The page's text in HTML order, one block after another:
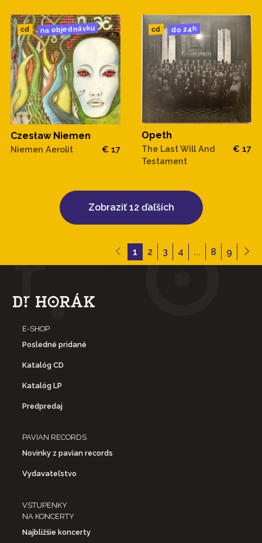
cd na objednávku
Czesław Niemen
Niemen Aerolit € 17
cd do 24h
Opeth
The Last Will And
Testament
€ 17
Zobraziť 12 ďaľších
1 2 3 4 ... 8 9
E-SHOP
Posledné pridané
Katalóg CD
Katalóg LP
Predpredaj
PAVIAN RECORDS
Novinky z pavian records
Vydavateľstvo
VSTUPENKY
NA KONCERTY
Najbližšie koncerty